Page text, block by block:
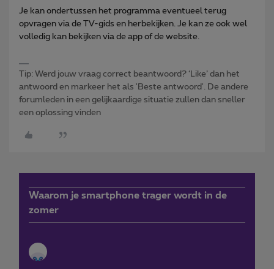
Je kan ondertussen het programma eventueel terug
opvragen via de TV-gids en herbekijken. Je kan ze ook wel
volledig kan bekijken via de app of de website.
Tip: Werd jouw vraag correct beantwoord? ‘Like’ dan het
antwoord en markeer het als 'Beste antwoord'. De andere
forumleden in een gelijkaardige situatie zullen dan sneller
een oplossing vinden
Waarom je smartphone trager wordt in de
zomer